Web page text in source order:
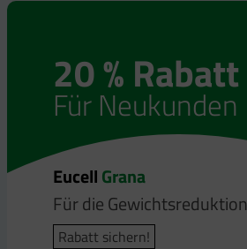
20 % Rabatt
Für Neukunden
EucellGrana
Für die Gewichtsreduktion
Rabatt sichern!
20 % Rabatt
Für Neukunden
EucellBodyfit
Für die Gewichtsreduktion
Rabatt sichern!